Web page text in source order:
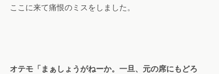
ここに来て痛恨のミスをしました。
オテモ「まぁしょうがねーか。一旦、元の席にもどろ